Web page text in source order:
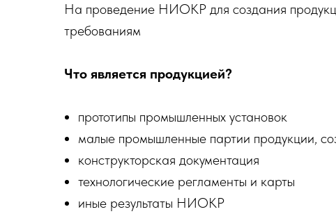
На проведение НИОКР для создания
требованиям
Что является продукцией?
прототипы промышленных установок
малые промышленные партии продукции,
конструкторская документация
технологические регламенты и карты
иные результаты НИОКР